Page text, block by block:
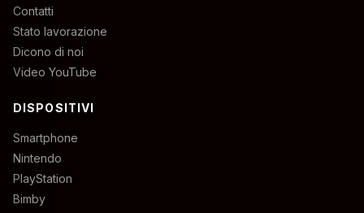
Contatti
Stato lavorazione
Dicono di noi
Video YouTube
DISPOSITIVI
Smartphone
Nintendo
PlayStation
Bimby